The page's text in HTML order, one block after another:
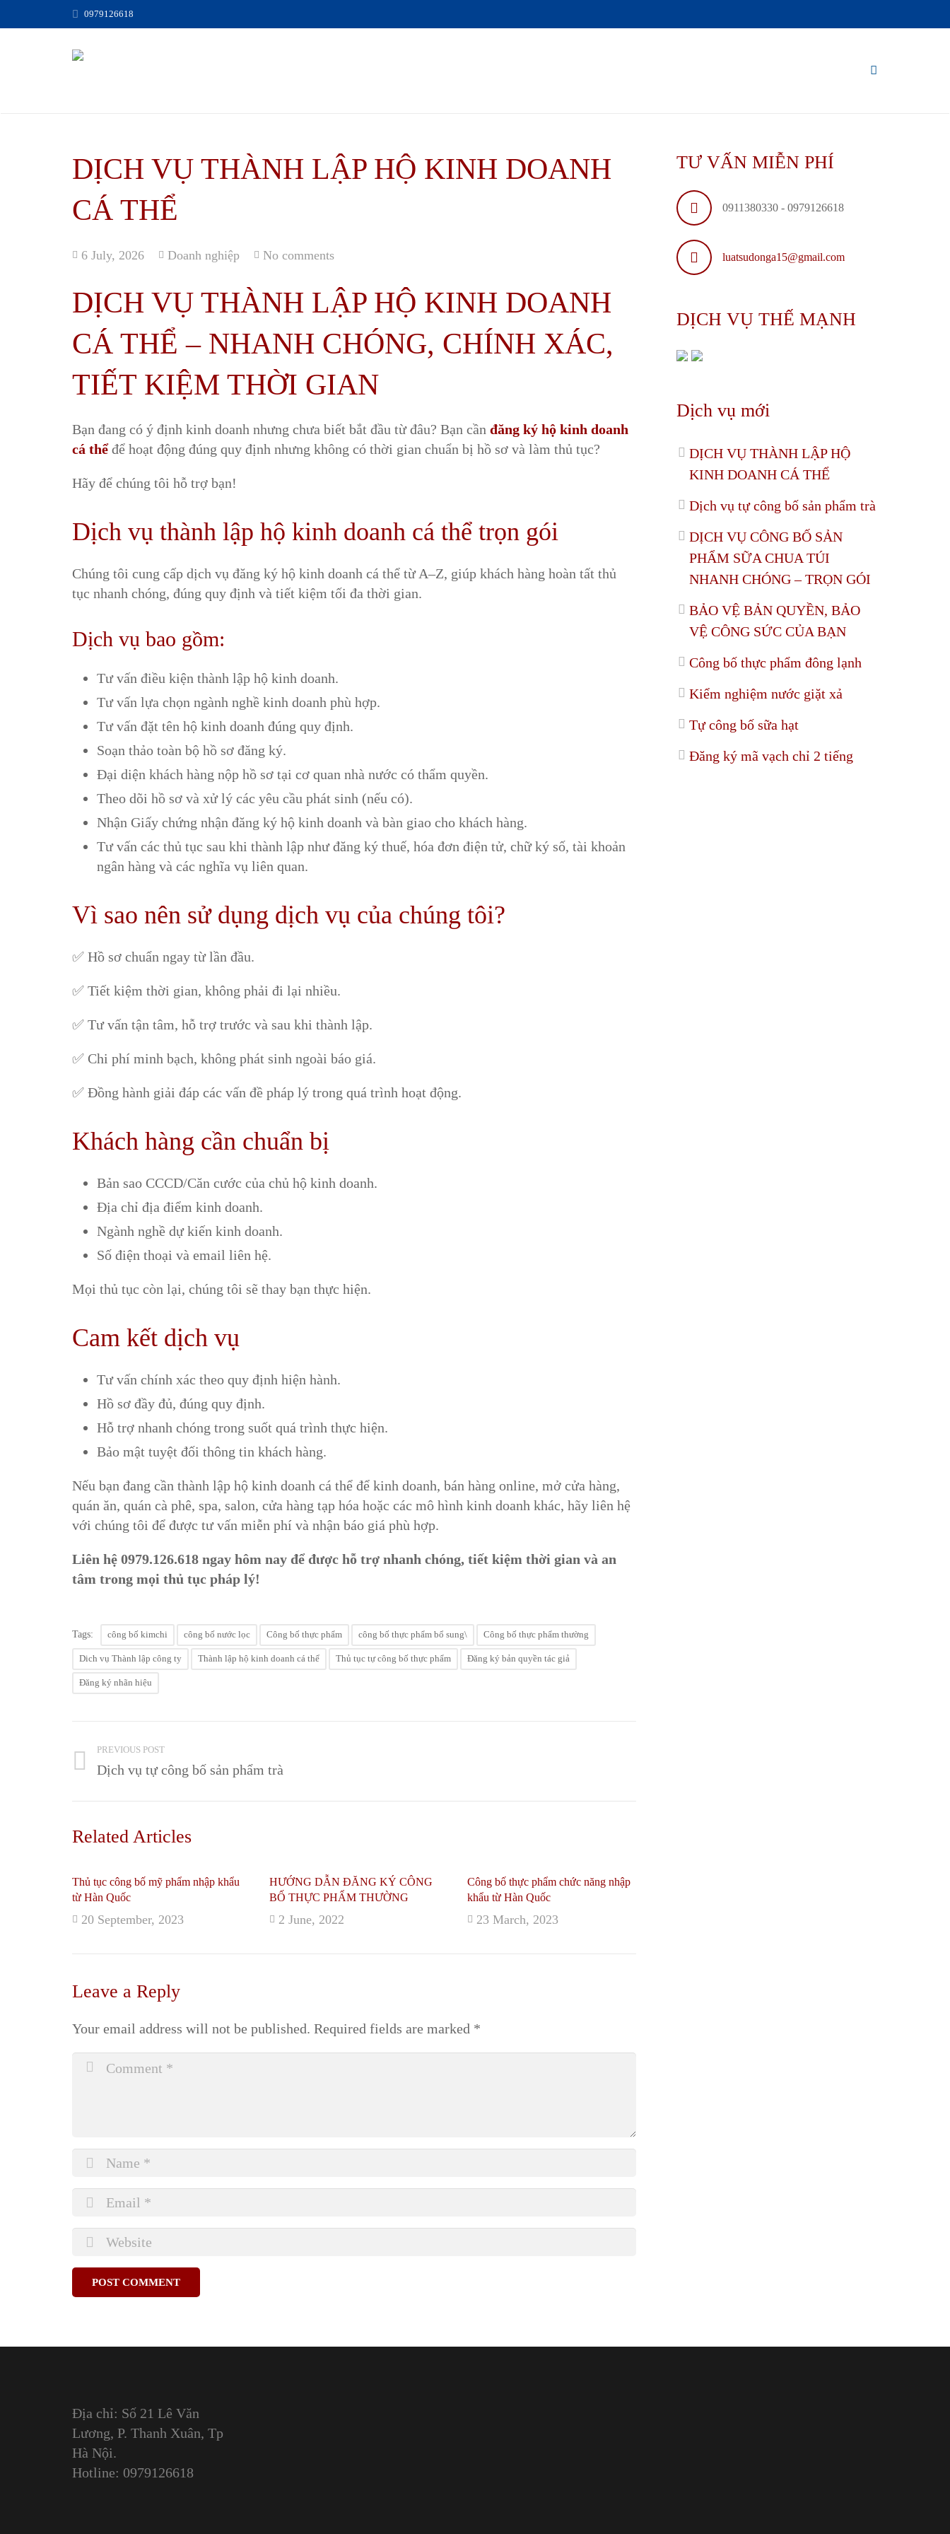
0979126618
DỊCH VỤ THÀNH LẬP HỘ KINH DOANH
CÁ THỂ
6 July, 2026 Doanh nghiệp No comments
DỊCH VỤ THÀNH LẬP HỘ KINH DOANH
CÁ THỂ – NHANH CHÓNG, CHÍNH XÁC,
TIẾT KIỆM THỜI GIAN
Bạn đang có ý định kinh doanh nhưng chưa biết bắt đầu từ đâu? Bạn cần đăng ký hộ kinh doanh
cá thểđể hoạt động đúng quy định nhưng không có thời gian chuẩn bị hồ sơ và làm thủ tục?
Hãy để chúng tôi hỗ trợ bạn!
Dịch vụ thành lập hộ kinh doanh cá thể trọn gói
Chúng tôi cung cấp dịch vụ đăng ký hộ kinh doanh cá thể từ A–Z, giúp khách hàng hoàn tất thủ
tục nhanh chóng, đúng quy định và tiết kiệm tối đa thời gian.
Dịch vụ bao gồm:
Tư vấn điều kiện thành lập hộ kinh doanh.
Tư vấn lựa chọn ngành nghề kinh doanh phù hợp.
Tư vấn đặt tên hộ kinh doanh đúng quy định.
Soạn thảo toàn bộ hồ sơ đăng ký.
Đại diện khách hàng nộp hồ sơ tại cơ quan nhà nước có thẩm quyền.
Theo dõi hồ sơ và xử lý các yêu cầu phát sinh (nếu có).
Nhận Giấy chứng nhận đăng ký hộ kinh doanh và bàn giao cho khách hàng.
Tư vấn các thủ tục sau khi thành lập như đăng ký thuế, hóa đơn điện tử, chữ ký số, tài khoản
ngân hàng và các nghĩa vụ liên quan.
Vì sao nên sử dụng dịch vụ của chúng tôi?
✅ Hồ sơ chuẩn ngay từ lần đầu.
✅ Tiết kiệm thời gian, không phải đi lại nhiều.
✅ Tư vấn tận tâm, hỗ trợ trước và sau khi thành lập.
✅ Chi phí minh bạch, không phát sinh ngoài báo giá.
✅ Đồng hành giải đáp các vấn đề pháp lý trong quá trình hoạt động.
Khách hàng cần chuẩn bị
Bản sao CCCD/Căn cước của chủ hộ kinh doanh.
Địa chỉ địa điểm kinh doanh.
Ngành nghề dự kiến kinh doanh.
Số điện thoại và email liên hệ.
Mọi thủ tục còn lại, chúng tôi sẽ thay bạn thực hiện.
Cam kết dịch vụ
Tư vấn chính xác theo quy định hiện hành.
Hồ sơ đầy đủ, đúng quy định.
Hỗ trợ nhanh chóng trong suốt quá trình thực hiện.
Bảo mật tuyệt đối thông tin khách hàng.
Nếu bạn đang cần thành lập hộ kinh doanh cá thể để kinh doanh, bán hàng online, mở cửa hàng,
quán ăn, quán cà phê, spa, salon, cửa hàng tạp hóa hoặc các mô hình kinh doanh khác, hãy liên hệ
với chúng tôi để được tư vấn miễn phí và nhận báo giá phù hợp.
Liên hệ 0979.126.618 ngay hôm nay để được hỗ trợ nhanh chóng, tiết kiệm thời gian và an
tâm trong mọi thủ tục pháp lý!
Tags: công bố kimchi công bố nước lọc Công bố thực phẩm công bố thực phẩm bổ sung\ Công bố thực phẩm thường
Dich vụ Thành lập công ty Thành lập hộ kinh doanh cá thể Thủ tục tự công bố thực phẩm Đăng ký bản quyền tác giả
Đăng ký nhãn hiệu
PREVIOUS POST
Dịch vụ tự công bố sản phẩm trà
Related Articles
Thủ tục công bố mỹ phẩm nhập khẩu
từ Hàn Quốc
20 September, 2023
HƯỚNG DẪN ĐĂNG KÝ CÔNG
BỐ THỰC PHẨM THƯỜNG
2 June, 2022
Công bố thực phẩm chức năng nhập
khẩu từ Hàn Quốc
23 March, 2023
Leave a Reply
Your email address will not be published. Required fields are marked *
TƯ VẤN MIỄN PHÍ
0911380330 - 0979126618
luatsudonga15@gmail.com
DỊCH VỤ THẾ MẠNH
Dịch vụ mới
DỊCH VỤ THÀNH LẬP HỘ
KINH DOANH CÁ THỂ
Dịch vụ tự công bố sản phẩm trà
DỊCH VỤ CÔNG BỐ SẢN
PHẨM SỮA CHUA TÚI
NHANH CHÓNG – TRỌN GÓI
BẢO VỆ BẢN QUYỀN, BẢO
VỆ CÔNG SỨC CỦA BẠN
Công bố thực phẩm đông lạnh
Kiểm nghiệm nước giặt xả
Tự công bố sữa hạt
Đăng ký mã vạch chỉ 2 tiếng
Địa chỉ: Số 21 Lê Văn
Lương, P. Thanh Xuân, Tp
Hà Nội.
Hotline: 0979126618